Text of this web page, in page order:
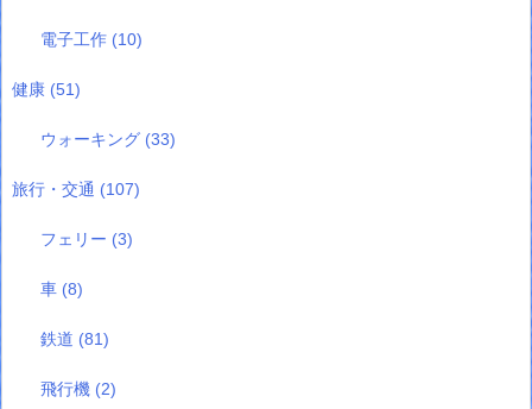
電子工作 (10)
健康 (51)
ウォーキング (33)
旅行・交通 (107)
フェリー (3)
車 (8)
鉄道 (81)
飛行機 (2)